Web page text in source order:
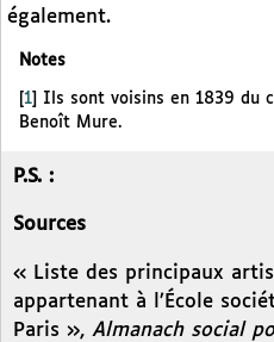
également.
Notes
1
Ils sont voisins en 1839 du
Benoît Mure.
P.S. :
Sources
« Liste des principaux
appartenant à l’École
Paris », Almanach social